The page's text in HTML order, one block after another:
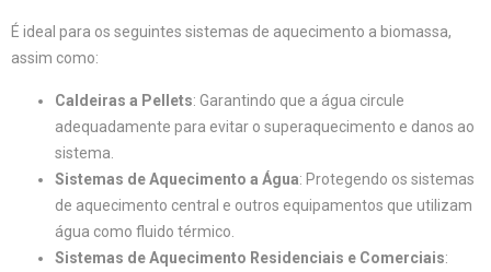
É ideal para os seguintes sistemas de aquecimento a biomassa,
assim como:
Caldeiras a Pellets: Garantindo que a água circule
adequadamente para evitar o superaquecimento e danos ao
sistema.
Sistemas de Aquecimento a Água: Protegendo os sistemas
de aquecimento central e outros equipamentos que utilizam
água como fluido térmico.
Sistemas de Aquecimento Residenciais e Comerciais: